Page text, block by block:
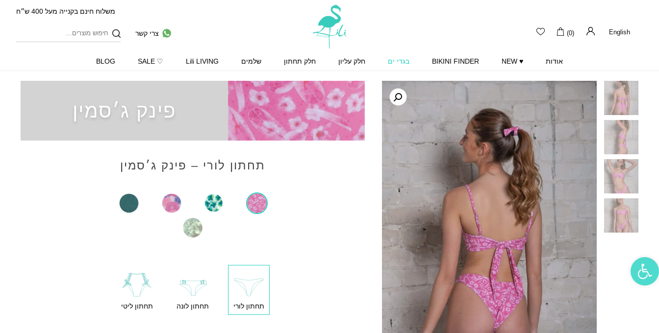
(0) English
משלוח חינם בקנייה מעל 400 ש״ח
צרי קשר
אודות ♥ NEW
BIKINI FINDER בגדי ים חלק עליון חלק תחתון שלמים Lili LIVING
♡ SALE
BLOG
פינק ג׳סמין
תחתון לורי – פינק ג׳סמין
תחתון לורי תחתון לונה תחתון ליטי
פתח סרגל נגישות